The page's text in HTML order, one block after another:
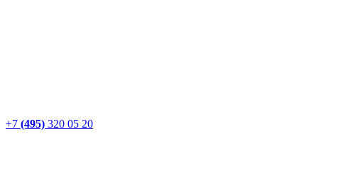
+7 (495) 320 05 20